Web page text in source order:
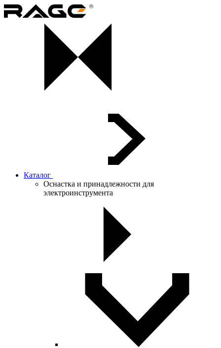
Каталог
Оснастка и принадлежности для
электроинструмента